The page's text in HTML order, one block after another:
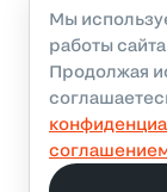
Мы
работы
Продолжая